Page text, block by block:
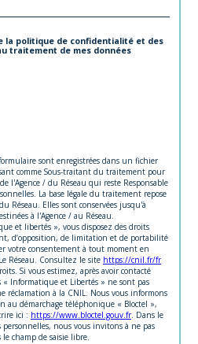
la politique de confidentialité et des
traitement de mes données
sont enregistrées dans un fichier
comme Sous-traitant du traitement pour
l'Agence / du Réseau qui reste Responsable
La base légale du traitement repose
Réseau. Elles sont conservées jusqu'à
à l'Agence / au Réseau.
et libertés », vous disposez des droits
d’opposition, de limitation et de portabilité
votre consentement à tout moment en
Réseau. Consultez le site https://cnil.fr/fr
Si vous estimez, après avoir contacté
« Informatique et Libertés » ne sont pas
réclamation à la CNIL. Nous vous informons
au démarchage téléphonique « Bloctel »,
ici : https://www.bloctel.gouv.fr. Dans le
nous vous invitons à ne pas
champ de saisie libre.